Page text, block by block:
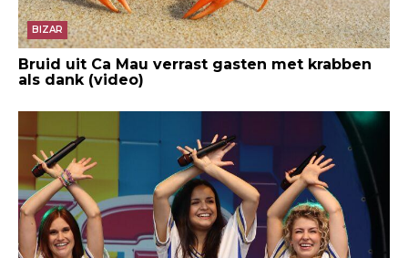
BIZAR
Bruid uit Ca Mau verrast gasten met krabben
als dank (video)